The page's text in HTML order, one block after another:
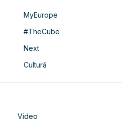
MyEurope
#TheCube
Next
Cultură
Video